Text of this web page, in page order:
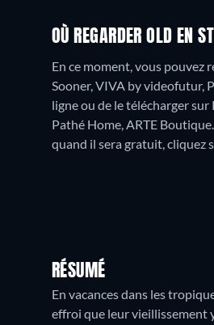
OÙ REGARDER OLD EN
En ce moment, vous pouvez
Sooner, VIVA by videofutur,
ligne ou de le télécharger
Pathé Home, ARTE Boutique.
quand il sera gratuit, cliquez
RÉSUMÉ
En vacances dans les
effroi que leur vieillissement